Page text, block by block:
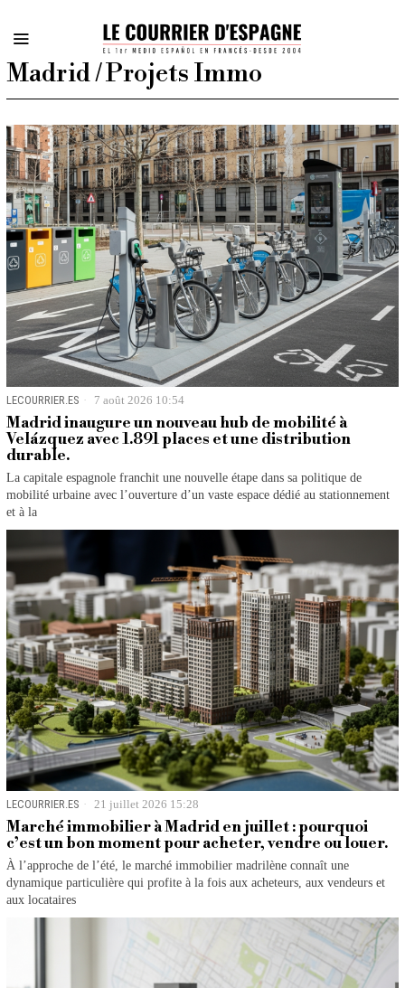
Madrid / Projets Immo
LECOURRIER.ES 7 août 2026 10:54
Madrid inaugure un nouveau hub de mobilité à
Velázquez avec 1.891 places et une distribution
durable.
La capitale espagnole franchit une nouvelle étape dans sa politique de
mobilité urbaine avec l’ouverture d’un vaste espace dédié au stationnement
et à la
LECOURRIER.ES 21 juillet 2026 15:28
Marché immobilier à Madrid en juillet : pourquoi
c’est un bon moment pour acheter, vendre ou louer.
À l’approche de l’été, le marché immobilier madrilène connaît une
dynamique particulière qui profite à la fois aux acheteurs, aux vendeurs et
aux locataires